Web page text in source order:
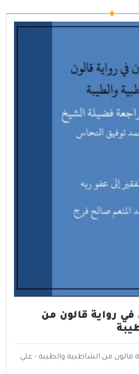
في رواية قالون من
قالون من الشاطبية والطيبة - علي